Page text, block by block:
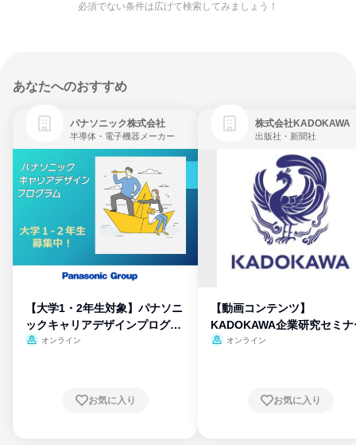
必須でない条件は広げて検索してみましょう！
あなたへのおすすめ
パナソニック株式会社
半導体・電子機器メーカー
【大学1・2年生対象】パナソニ
ックキャリアデザインプログラ
ム
オンライン
お気に入り
株式会社KADOKAWA
出版社・新聞社
【動画コンテンツ】
KADOKAWA企業研究セミナ
オンライン
お気に入り